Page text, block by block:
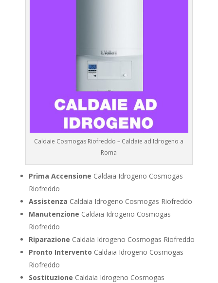
Caldaie Cosmogas Riofreddo – Caldaie ad Idrogeno a
Roma
Prima Accensione Caldaia Idrogeno Cosmogas
Riofreddo
Assistenza Caldaia Idrogeno Cosmogas Riofreddo
Manutenzione Caldaia Idrogeno Cosmogas
Riofreddo
Riparazione Caldaia Idrogeno Cosmogas Riofreddo
Pronto Intervento Caldaia Idrogeno Cosmogas
Riofreddo
Sostituzione Caldaia Idrogeno Cosmogas